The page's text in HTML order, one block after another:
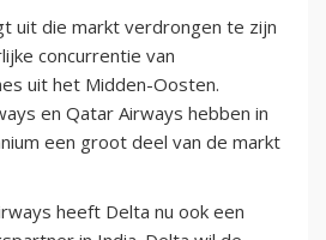
uit die markt verdrongen te zijn
concurrentie van
uit het Midden-Oosten.
en Qatar Airways hebben in
een groot deel van de markt
heeft Delta nu ook een